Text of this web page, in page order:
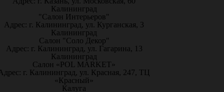
Калининград
"Салон Интерьеров"
Адрес: г. Калининград, ул. Курганская, 3
Калининград
Салон "Соло Декор"
Адрес: г. Калининград, ул. Гагарина, 13
Калининград
Салон «POL MARKET»
г. Калининград, ул. Красная, 247, ТЦ
«Красный»
Калуга